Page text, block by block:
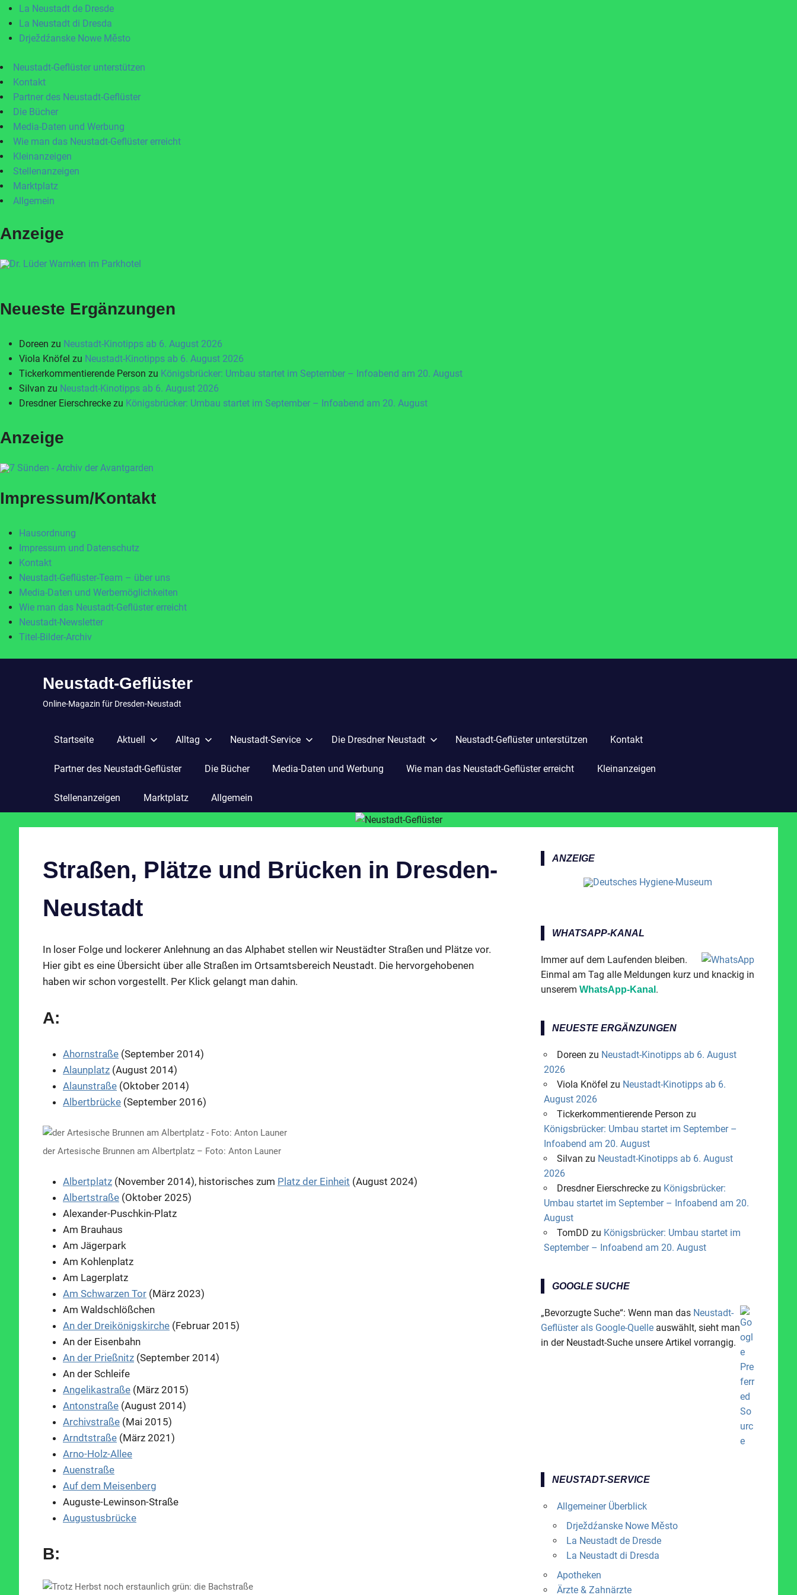
La Neustadt de Dresde
La Neustadt di Dresda
Drježdźanske Nowe Město
Neustadt-Geflüster unterstützen
Kontakt
Partner des Neustadt-Geflüster
Die Bücher
Media-Daten und Werbung
Wie man das Neustadt-Geflüster erreicht
Kleinanzeigen
Stellenanzeigen
Marktplatz
Allgemein
Anzeige
Neueste Ergänzungen
Doreen zu Neustadt-Kinotipps ab 6. August 2026
Viola Knöfel zu Neustadt-Kinotipps ab 6. August 2026
Tickerkommentierende Person zu Königsbrücker: Umbau startet im September – Infoabend am 20. August
Silvan zu Neustadt-Kinotipps ab 6. August 2026
Dresdner Eierschrecke zu Königsbrücker: Umbau startet im September – Infoabend am 20. August
Anzeige
Impressum/Kontakt
Hausordnung
Impressum und Datenschutz
Kontakt
Neustadt-Geflüster-Team – über uns
Media-Daten und Werbemöglichkeiten
Wie man das Neustadt-Geflüster erreicht
Neustadt-Newsletter
Titel-Bilder-Archiv
Neustadt-Geflüster
Online-Magazin für Dresden-Neustadt
Startseite Aktuell Alltag Neustadt-Service Die Dresdner Neustadt Neustadt-Geflüster unterstützen Kontakt
Partner des Neustadt-Geflüster Die Bücher Media-Daten und Werbung Wie man das Neustadt-Geflüster erreicht Kleinanzeigen
Stellenanzeigen Marktplatz Allgemein
Straßen, Plätze und Brücken in Dresden-
Neustadt
In loser Folge und lockerer Anlehnung an das Alphabet stellen wir Neustädter Straßen und Plätze vor.
Hier gibt es eine Übersicht über alle Straßen im Ortsamtsbereich Neustadt. Die hervorgehobenen
haben wir schon vorgestellt. Per Klick gelangt man dahin.
A:
Ahornstraße (September 2014)
Alaunplatz (August 2014)
Alaunstraße (Oktober 2014)
Albertbrücke (September 2016)
der Artesische Brunnen am Albertplatz – Foto: Anton Launer
Albertplatz (November 2014), historisches zum Platz der Einheit (August 2024)
Albertstraße (Oktober 2025)
Alexander-Puschkin-Platz
Am Brauhaus
Am Jägerpark
Am Kohlenplatz
Am Lagerplatz
Am Schwarzen Tor (März 2023)
Am Waldschlößchen
An der Dreikönigskirche (Februar 2015)
An der Eisenbahn
An der Prießnitz (September 2014)
An der Schleife
Angelikastraße (März 2015)
Antonstraße (August 2014)
Archivstraße (Mai 2015)
Arndtstraße (März 2021)
Arno-Holz-Allee
Auenstraße
Auf dem Meisenberg
Auguste-Lewinson-Straße
Augustusbrücke
B:
ANZEIGE
WHATSAPP-KANAL
Immer auf dem Laufenden bleiben.
Einmal am Tag alle Meldungen kurz und knackig in
unserem WhatsApp-Kanal .
NEUESTE ERGÄNZUNGEN
Doreen zu Neustadt-Kinotipps ab 6. August
2026
Viola Knöfel zu Neustadt-Kinotipps ab 6.
August 2026
Tickerkommentierende Person zu
Königsbrücker: Umbau startet im September –
Infoabend am 20. August
Silvan zu Neustadt-Kinotipps ab 6. August
2026
Dresdner Eierschreckezu Königsbrücker:
Umbau startet im September – Infoabend am 20.
August
TomDD zu Königsbrücker: Umbau startet im
September – Infoabend am 20. August
GOOGLE SUCHE
„Bevorzugte Suche“: Wenn man das Neustadt-
Geflüster als Google-Quelle auswählt, sieht man
in der Neustadt-Suche unsere Artikel vorrangig.
NEUSTADT-SERVICE
Allgemeiner Überblick
Drježdźanske Nowe Město
La Neustadt de Dresde
La Neustadt di Dresda
Apotheken
Ärzte & Zahnärzte